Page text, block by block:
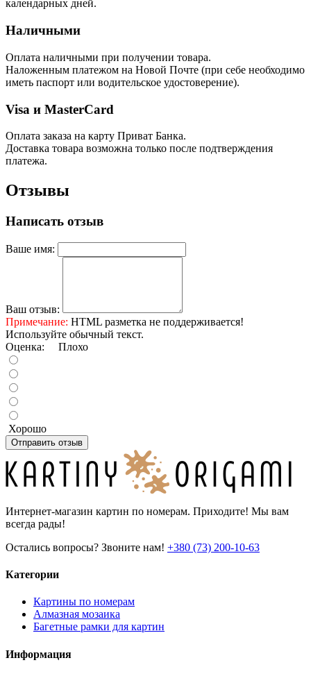
календарных дней.
Наличными
Оплата наличными при получении товара.
Наложенным платежом на Новой Почте (при себе необходимо
иметь паспорт или водительское удостоверение).
Visa и MasterCard
Оплата заказа на карту Приват Банка.
Доставка товара возможна только после подтверждения
платежа.
Отзывы
Написать отзыв
Ваше имя:
Ваш отзыв:
Примечание: HTML разметка не поддерживается!
Используйте обычный текст.
Оценка: Плохо
Хорошо
Отправить отзыв
Интернет-магазин картин по номерам. Приходите! Мы вам
всегда рады!
Остались вопросы? Звоните нам! +380 (73) 200-10-63
Категории
Картины по номерам
Алмазная мозаика
Багетные рамки для картин
Информация